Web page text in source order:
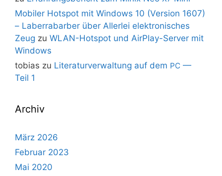
Mobiler Hotspot mit Windows 10 (Version 1607)
– Laberrabarber über Allerlei elektronisches
Zeug zu WLAN-Hotspot und AirPlay-Server mit
Windows
tobias zu Literaturverwaltung auf dem PC —
Teil 1
Archiv
März 2026
Februar 2023
Mai 2020